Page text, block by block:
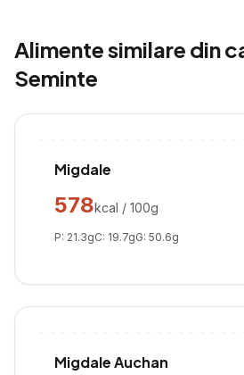
Alimente similare din
Seminte
Migdale
578kcal / 100g
P: 21.3gC: 19.7gG: 50.6g
Migdale Auchan